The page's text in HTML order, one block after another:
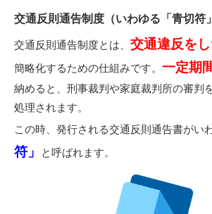
交通反則通告制度（いわゆる「青切符
交通反則通告制度とは、 交通違反を
簡略化するための仕組みです。 一定期
納めると、刑事裁判や家庭裁判所の審判
処理されます。
この時、発行される交通反則通告書がい
符」
と呼ばれます。